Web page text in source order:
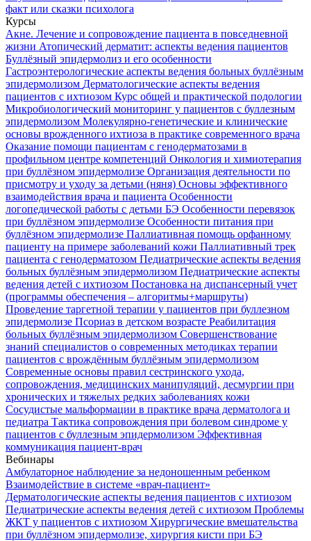
факт или сказки психолога
Курсы
Акне. Лечение и сопровождение пациента в повседневной
жизни Атопический дерматит: аспекты ведения пациентов
Буллёзный эпидермолиз и его особенности
Гастроэнтерологические аспекты ведения больных буллёзным
эпидермолизом Дерматологические аспекты ведения
пациентов с ихтиозом Курс общей и практической подологии
Микробиологический мониторинг у пациентов с буллезным
эпидермолизом Молекулярно-генетические и клинические
основы врожденного ихтиоза в практике современного врача
Оказание помощи пациентам с генодерматозами в
профильном центре компетенций Онкология и химиотерапия
при буллёзном эпидермолизе Организация деятельности по
присмотру и уходу за детьми (няня) Основы эффективного
взаимодействия врача и пациента Особенности
логопедической работы с детьми БЭ Особенности перевязок
при буллёзном эпидермолизе Особенности питания при
буллёзном эпидермолизе Паллиативная помощь орфанному
пациенту на примере заболеваний кожи Паллиативный трек
пациента с генодерматозом Педиатрические аспекты ведения
больных буллёзным эпидермолизом Педиатрические аспекты
ведения детей с ихтиозом Постановка на диспансерный учет
(программы обеспечения – алгоритмы+маршруты)
Проведение таргетной терапии у пациентов при буллезном
эпидермолизе Псориаз в детском возрасте Реабилитация
больных буллёзным эпидермолизом Совершенствование
знаний специалистов о современных методиках терапии
пациентов с врождённым буллёзным эпидермолизом
Современные основы правил сестринского ухода,
сопровождения, медицинских манипуляций, десмургии при
хронических и тяжелых редких заболеваниях кожи
Сосудистые мальформации в практике врача дерматолога и
педиатра Тактика сопровождения при болевом синдроме у
пациентов с буллезным эпидермолизом Эффективная
коммуникация пациент-врач
Вебинары
Амбулаторное наблюдение за недоношенным ребенком
Взаимодействие в системе «врач-пациент»
Дерматологические аспекты ведения пациентов с ихтиозом
Педиатрические аспекты ведения детей с ихтиозом Проблемы
ЖКТ у пациентов с ихтиозом Хирургические вмешательства
при буллёзном эпидермолизе, хирургия кисти при БЭ